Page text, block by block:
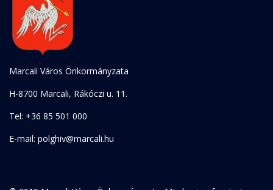
Marcali Város Önkormányzata
H-8700 Marcali, Rákóczi u. 11.
Tel: +36 85 501 000
E-mail: polghiv@marcali.hu